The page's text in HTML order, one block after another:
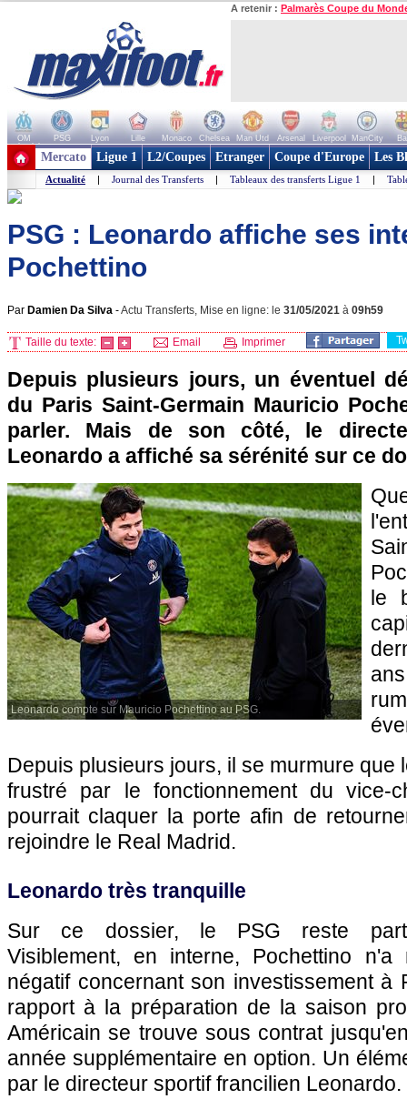
A retenir : Palmarès Coupe du
OM PSG Lyon Lille Monaco Chelsea Man Utd Arsenal Liverpool ManCity
+ de clubs
Mercato Ligue 1 L2/Coupes Etranger Coupe d'Europe Les
Actualité | Journal des Transferts | Tableaux des transferts Ligue 1 |
PSG : Leonardo affiche ses
Pochettino
Par Damien Da Silva -Actu Transferts, Mise en ligne: le 31/05/2021 à 09h59
Taille du texte: Email Imprimer
Depuis plusieurs jours, un éventuel
du Paris Saint-Germain Mauricio
parler. Mais de son côté, le
Leonardo a affiché sa sérénité sur ce
Leonardo compte sur Mauricio Pochettino au PSG.
le
Depuis plusieurs jours, il se murmure que
frustré par le fonctionnement du vice-
pourrait claquer la porte afin de
rejoindre le Real Madrid.
Leonardo très tranquille
Sur ce dossier, le PSG reste
Visiblement, en interne, Pochettino n'a
négatif concernant son investissement à
rapport à la préparation de la saison
Américain se trouve sous contrat
année supplémentaire en option. Un
par le directeur sportif francilien Leonardo.